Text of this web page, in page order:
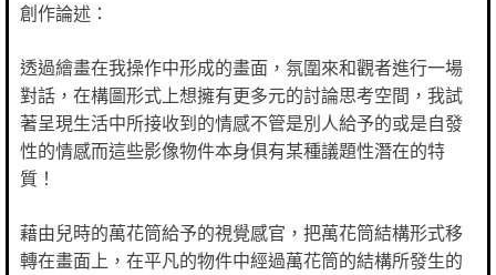
創作論述：
透過繪畫在我操作中形成的畫面，氛圍來和觀者進行一場
對話，在構圖形式上想擁有更多元的討論思考空間，我試
著呈現生活中所接收到的情感不管是別人給予的或是自發
性的情感而這些影像物件本身俱有某種議題性潛在的特
質！
藉由兒時的萬花筒給予的視覺感官，把萬花筒結構形式移
轉在畫面上，在平凡的物件中經過萬花筒的結構所發生的